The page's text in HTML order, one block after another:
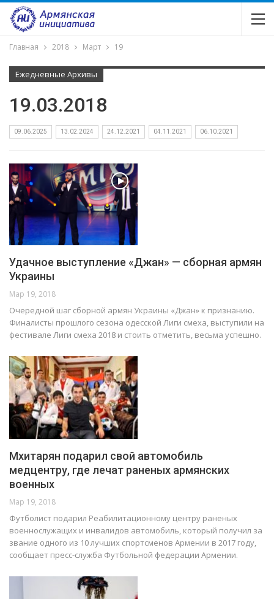
Главная 2018 Март 19
Ежедневные Архивы
19.03.2018
09.06.2025 13.02.2024 24.12.2021 04.11.2021 06.10.2021
Удачное выступление «Джан» — сборная армян
Украины
Мар 19, 2018
Очередной шаг сборной армян Украины «Джан» к признанию.
Финалисты прошлого сезона одесской Лиги смеха, выступили на
фестивале Лиги смеха 2018 и стоить отметить, весьма успешно.
Мхитарян подарил свой автомобиль
медцентру, где лечат раненых армянских
военных
Мар 19, 2018
Футболист подарил Реабилитационному центру раненых
военнослужащих и инвалидов автомобиль, который получил за
звание одного из 10 лучших спортсменов Армении в 2017 году,
сообщает пресс-служба Футбольной федерации Армении.